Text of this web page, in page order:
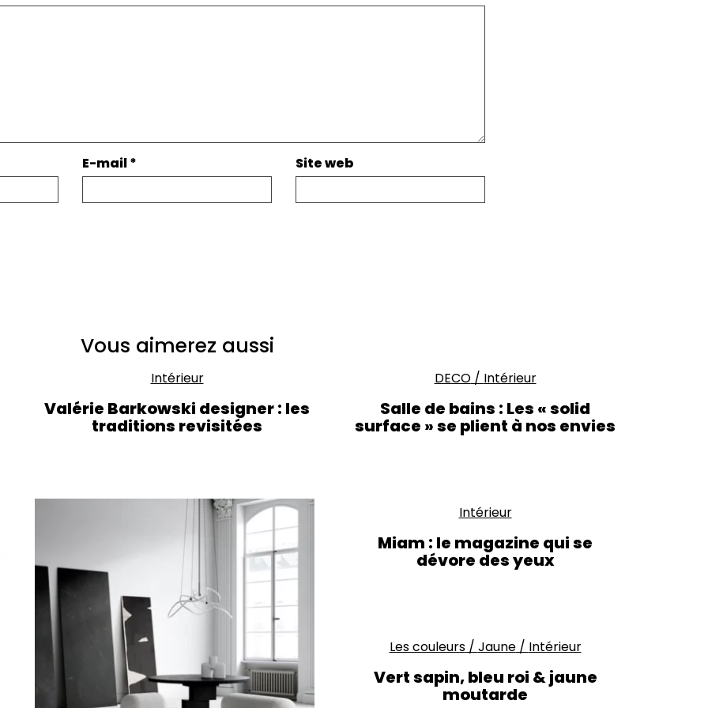
E-mail* Site web
Vous aimerez aussi
Intérieur
Valérie Barkowski designer : les
traditions revisitées
DECO/ Intérieur
Salle de bains : Les « solid
surface » se plient à nos envies
Intérieur
Miam : le magazine qui se
dévore des yeux
Les couleurs/ Jaune/ Intérieur
Vert sapin, bleu roi & jaune
moutarde